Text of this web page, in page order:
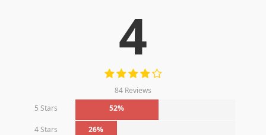
4
84 Reviews
5 Stars
52%
4 Stars 26%